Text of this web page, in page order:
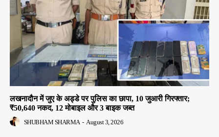
लखनादौन में जुए के अड्डे पर पुलिस का छापा, 10 जुआरी गिरफ्तार;
₹50,640 नकद, 12 मोबाइल और 3 बाइक जब्त
SHUBHAM SHARMA - August 3, 2026